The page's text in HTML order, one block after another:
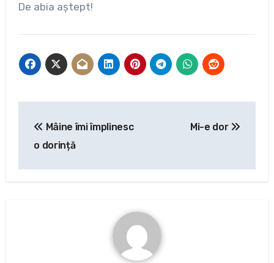
De abia aștept!
Mâine îmi împlinesc
o dorință
Mi-e dor